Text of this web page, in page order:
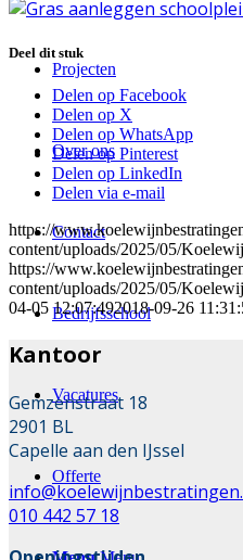
Projecten
Over ons
Contact
Bedrijfsschool
Vacatures
Offerte
Deel dit stuk
Delen op Facebook
Delen op X
Delen op WhatsApp
Delen op Pinterest
Delen op LinkedIn
Delen via e-mail
https://
content/uploads/2025/05/
https://
content/uploads/2025/05/
04-05 12:07:492018-09-26
Kantoor
Gemzenstraat 18
2901 BL
Capelle aan den IJssel
010 442 57 18